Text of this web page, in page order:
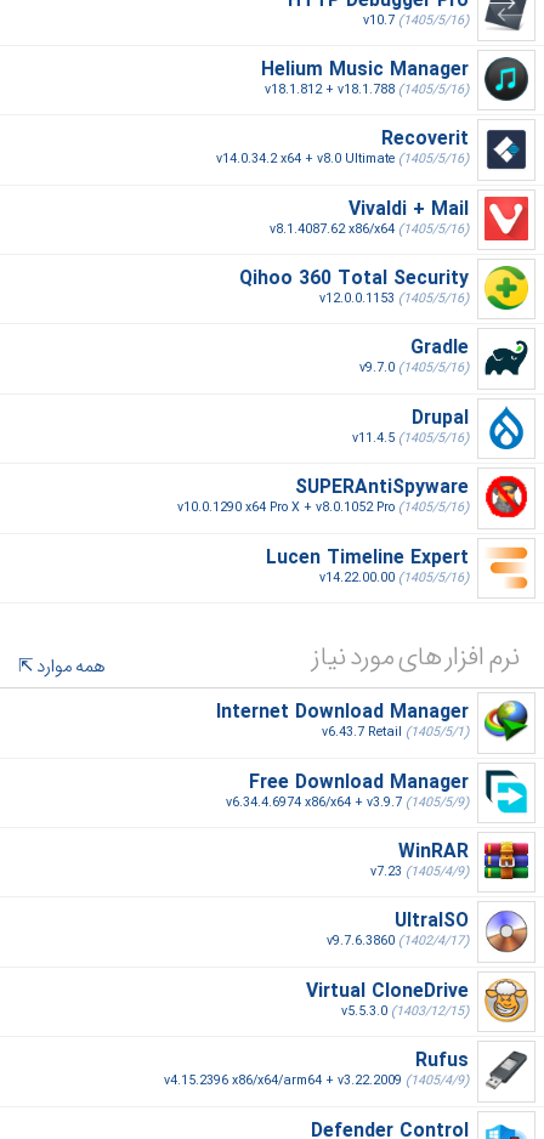
v10.7 (1405/5/16)
Helium Music Manager
v18.1.812 + v18.1.788 (1405/5/16)
Recoverit
v14.0.34.2 x64 + v8.0 Ultimate (1405/5/16)
Vivaldi + Mail
v8.1.4087.62 x86/x64 (1405/5/16)
Qihoo 360 Total Security
v12.0.0.1153 (1405/5/16)
Gradle
v9.7.0 (1405/5/16)
Drupal
v11.4.5 (1405/5/16)
SUPERAntiSpyware
v10.0.1290 x64 Pro X + v8.0.1052 Pro (1405/5/16)
Lucen Timeline Expert
v14.22.00.00 (1405/5/16)
نرم افزار های مورد نیاز
همه موارد
Internet Download Manager
v6.43.7 Retail (1405/5/1)
Free Download Manager
v6.34.4.6974 x86/x64 + v3.9.7 (1405/5/9)
WinRAR
v7.23 (1405/4/9)
UltraISO
v9.7.6.3860 (1402/4/17)
Virtual CloneDrive
v5.5.3.0 (1403/12/15)
Rufus
v4.15.2396 x86/x64/arm64 + v3.22.2009 (1405/4/9)
Defender Control